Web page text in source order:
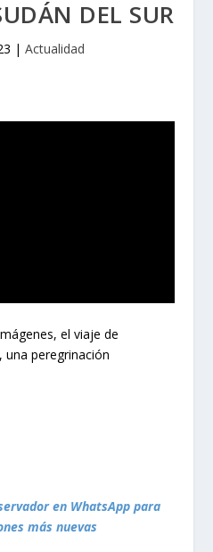
DEL SUR
| Actualidad
el viaje de
una peregrinación
en WhatsApp para
más nuevas